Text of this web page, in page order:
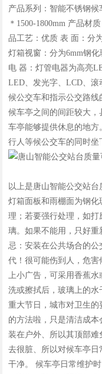
产品系列：智能不锈钢候
＊1500-1800mm 产品材
品工艺：优质 表 面：分
灯箱视窗：分为6mm钢化
电 器：灯管电器为高亮
LED、发光字、LCD、
候公交车和指示公交路
候车亭之间的间距较大
车亭能够提供休息的地
行人等候公交车的同时坐
以上是唐山智能公交站
灯箱面板和雨棚面为钢
理；若要强行处理，如
璃。如果不能用，只好
忌：安装在公共场合的
代！很可能伤到人，危
上小广告，可采用香蕉
洗或擦拭后，玻璃上的
重大节日，城市对卫生
的方法啦，只是清洁成
装在户外、所以其顶部
去很脏、所以对候车亭
干净。 候车亭日常维护